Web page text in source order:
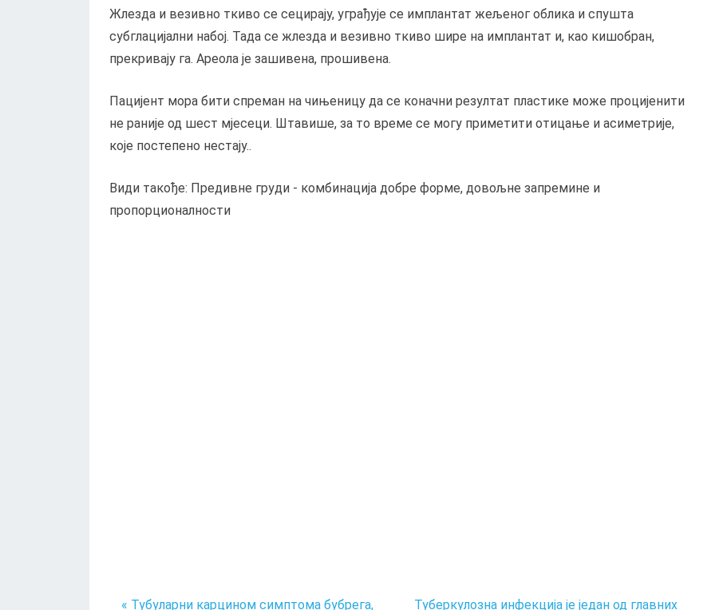
Жлезда и везивно ткиво се сецирају, уграђује се имплантат жељеног облика и спушта
субглацијални набој. Тада се жлезда и везивно ткиво шире на имплантат и, као кишобран,
прекривају га. Ареола је зашивена, прошивена.
Пацијент мора бити спреман на чињеницу да се коначни резултат пластике може процијенити
не раније од шест мјесеци. Штавише, за то време се могу приметити отицање и асиметрије,
које постепено нестају..
Види такође: Предивне груди - комбинација добре форме, довољне запремине и
пропорционалности
« Тубуларни карцином симптома бубрега, Туберкулозна инфекција је један од главних